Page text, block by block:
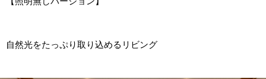
自然光をたっぷり取り込めるリビング